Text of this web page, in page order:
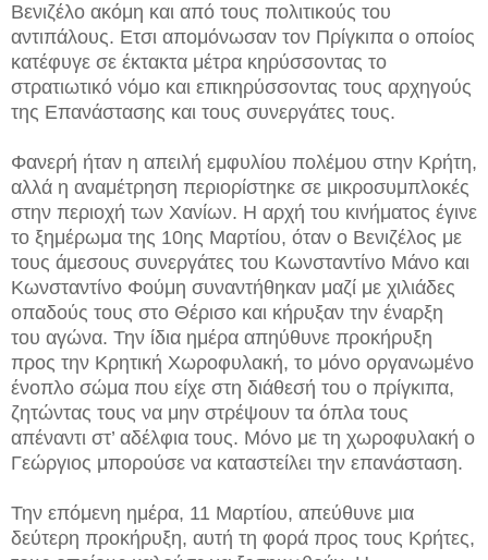
Βενιζέλο ακόμη και από τους πολιτικούς του
αντιπάλους. Ετσι απομόνωσαν τον Πρίγκιπα ο οποίος
κατέφυγε σε έκτακτα μέτρα κηρύσσοντας το
στρατιωτικό νόμο και επικηρύσσοντας τους αρχηγούς
της Επανάστασης και τους συνεργάτες τους.
Φανερή ήταν η απειλή εμφυλίου πολέμου στην Κρήτη,
αλλά η αναμέτρηση περιορίστηκε σε μικροσυμπλοκές
στην περιοχή των Χανίων. Η αρχή του κινήματος έγινε
το ξημέρωμα της 10ης Μαρτίου, όταν ο Βενιζέλος με
τους άμεσους συνεργάτες του Κωνσταντίνο Μάνο και
Κωνσταντίνο Φούμη συναντήθηκαν μαζί με χιλιάδες
οπαδούς τους στο Θέρισο και κήρυξαν την έναρξη
του αγώνα. Την ίδια ημέρα απηύθυνε προκήρυξη
προς την Κρητική Χωροφυλακή, το μόνο οργανωμένο
ένοπλο σώμα που είχε στη διάθεσή του ο πρίγκιπα,
ζητώντας τους να μην στρέψουν τα όπλα τους
απέναντι στ’ αδέλφια τους. Μόνο με τη χωροφυλακή ο
Γεώργιος μπορούσε να καταστείλει την επανάσταση.
Την επόμενη ημέρα, 11 Μαρτίου, απεύθυνε μια
δεύτερη προκήρυξη, αυτή τη φορά προς τους Κρήτες,